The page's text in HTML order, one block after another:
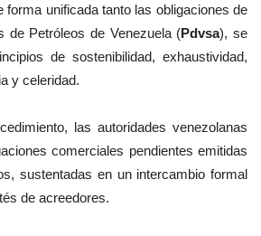
forma unificada tanto las obligaciones de
de Petróleos de Venezuela (Pdvsa), se
de sostenibilidad, exhaustividad,
y celeridad.
las autoridades venezolanas
comerciales pendientes emitidas
sustentadas en un intercambio formal
de acreedores.